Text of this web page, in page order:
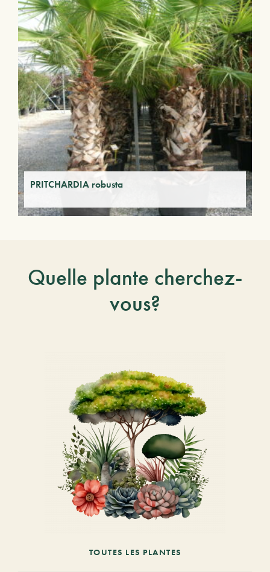
PRITCHARDIA robusta
Quelle plante cherchez-
vous?
TOUTES LES PLANTES